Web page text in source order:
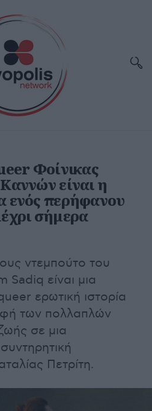
Φοίνικας
είναι η
ενός περήφανου
σήμερα
ντεμπούτο του
Sadiq είναι μια
ερωτική ιστορία
των πολλαπλών
σε μια
Πετρίτη.